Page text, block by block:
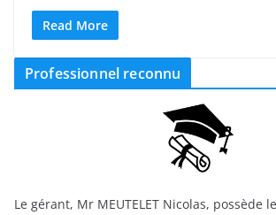
Read More
Professionnel reconnu
Le gérant, Mr MEUTELET Nicolas, possède